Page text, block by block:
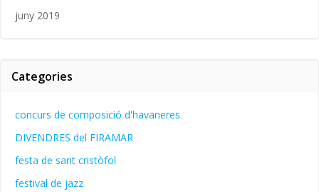
juny 2019
Categories
concurs de composició d'havaneres
DIVENDRES del FIRAMAR
festa de sant cristòfol
festival de jazz